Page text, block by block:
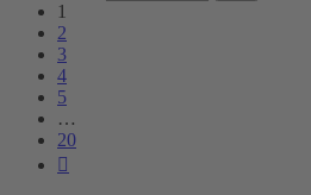
1
2
3
4
5
…
20